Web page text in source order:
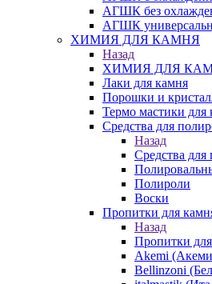
АГШК без
АГШК
ХИМИЯ ДЛЯ КАМНЯ
Назад
ХИМИЯ ДЛЯ
Лаки для камня
Порошки и
Термо мастики для
Средства для
Назад
Средства
Полироли
Воски
Пропитки для
Назад
Пропитки
Akemi
Bellinzoni